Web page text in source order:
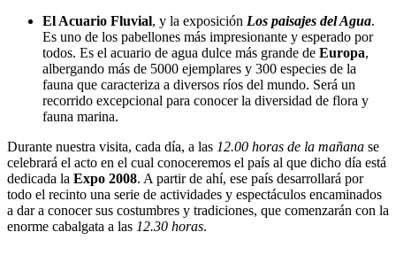
El Acuario Fluvial, y la exposición Los paisajes del Agua.
Es uno de los pabellones más impresionante y esperado por
todos. Es el acuario de agua dulce más grande de Europa,
albergando más de 5000 ejemplares y 300 especies de la
fauna que caracteriza a diversos ríos del mundo. Será un
recorrido excepcional para conocer la diversidad de flora y
fauna marina.
Durante nuestra visita, cada día, a las 12.00 horas de la mañana se
celebrará el acto en el cual conoceremos el país al que dicho día está
dedicada la Expo 2008. A partir de ahí, ese país desarrollará por
todo el recinto una serie de actividades y espectáculos encaminados
a dar a conocer sus costumbres y tradiciones, que comenzarán con la
enorme cabalgata a las 12.30 horas.